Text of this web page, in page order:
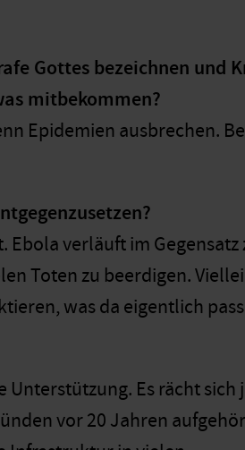
Gottes bezeichnen und
mitbekommen?
Epidemien ausbrechen.
verläuft im Gegensatz
Toten zu beerdigen.
was da eigentlich
Es rächt sich
vor 20 Jahren